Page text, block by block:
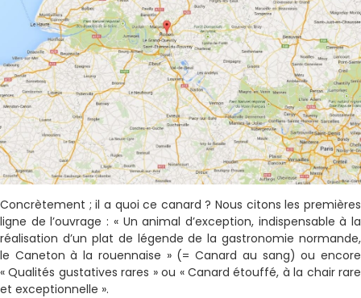
Concrètement ; il a quoi ce canard ? Nous citons les premières
ligne de l’ouvrage : « Un animal d’exception, indispensable à la
réalisation d’un plat de légende de la gastronomie normande,
le Caneton à la rouennaise » (= Canard au sang) ou encore
« Qualités gustatives rares » ou « Canard étouffé, à la chair rare
et exceptionnelle ».